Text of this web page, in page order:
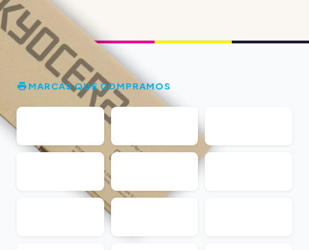
MARCAS QUE COMPRAMOS